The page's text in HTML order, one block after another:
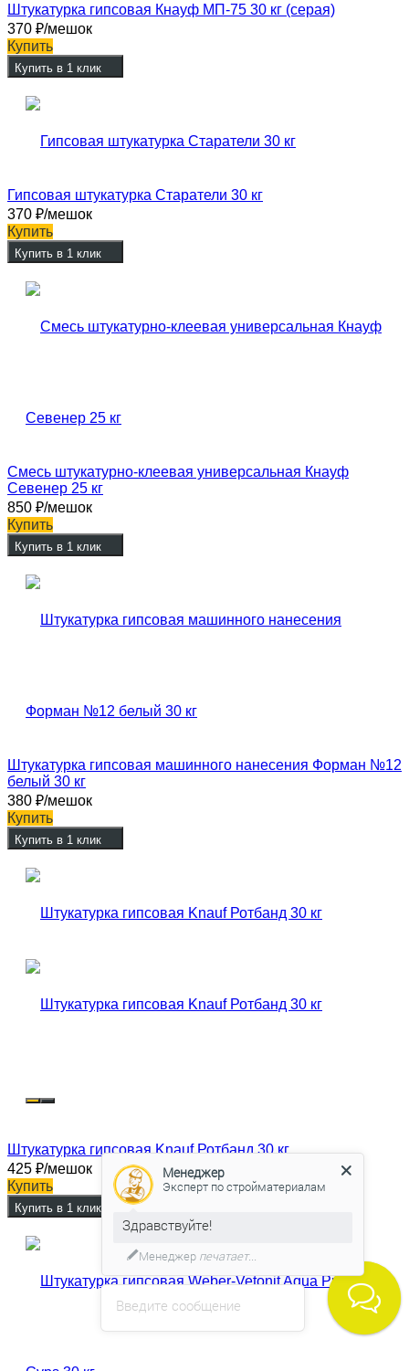
Штукатурка гипсовая Кнауф МП-75 30 кг (серая)
370 ₽/мешок
Купить
Купить в 1 клик
Гипсовая штукатурка Старатели 30 кг
370 ₽/мешок
Купить
Купить в 1 клик
Смесь штукатурно-клеевая универсальная Кнауф
Севенер 25 кг
850 ₽/мешок
Купить
Купить в 1 клик
Штукатурка гипсовая машинного нанесения Форман №12
белый 30 кг
380 ₽/мешок
Купить
Купить в 1 клик
Штукатурка гипсовая Knauf Ротбанд 30 кг
425 ₽/мешок
Купить
Купить в 1 клик
Введите сообщение
Менеджер
Эксперт по стройматериалам
Здравствуйте!
Менеджер печатает...